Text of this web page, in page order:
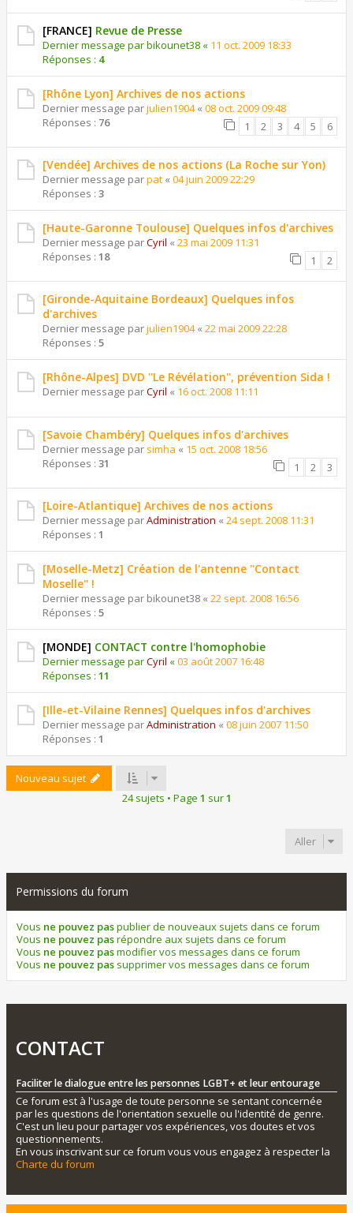
[FRANCE] Revue de Presse
Dernier message parbikounet38 « 11 oct. 2009 18:33
Réponses : 4
[Rhône Lyon] Archives de nos actions
Dernier message parjulien1904« 08 oct. 2009 09:48
Réponses : 76 1 2 3 4 5 6
[Vendée] Archives de nos actions (La Roche sur Yon)
Dernier message parpat « 04 juin 2009 22:29
Réponses : 3
[Haute-Garonne Toulouse] Quelques infos d'archives
Dernier message parCyril « 23 mai 2009 11:31
Réponses : 18 1 2
[Gironde-Aquitaine Bordeaux] Quelques infos
d'archives
Dernier message parjulien1904« 22 mai 2009 22:28
Réponses : 5
[Rhône-Alpes] DVD ''Le Révélation'', prévention Sida !
Dernier message parCyril « 16 oct. 2008 11:11
[Savoie Chambéry] Quelques infos d'archives
Dernier message par simha « 15 oct. 2008 18:56
Réponses : 31 1 2 3
[Loire-Atlantique] Archives de nos actions
Dernier message parAdministration « 24 sept. 2008 11:31
Réponses : 1
[Moselle-Metz] Création de l'antenne ''Contact
Moselle'' !
Dernier message par bikounet38 « 22 sept. 2008 16:56
Réponses : 5
[MONDE] CONTACT contre l'homophobie
Dernier message parCyril «03 août 2007 16:48
Réponses : 11
[Ille-et-Vilaine Rennes] Quelques infos d'archives
Dernier message parAdministration « 08 juin 2007 11:50
Réponses : 1
Nouveau sujet
24 sujets • Page 1 sur1
Aller
Permissions du forum
Vous ne pouvez paspublier de nouveaux sujets dans ce forum
Vous ne pouvez pasrépondre aux sujets dans ce forum
Vous ne pouvez pasmodifier vos messages dans ce forum
Vous ne pouvez pas supprimer vos messages dans ce forum
CONTACT
Faciliter le dialogue entre les personnes LGBT+ et leur entourage
Ce forum est à l'usage de toute personne se sentant concernée
par les questions de l'orientation sexuelle ou l'identité de genre.
C'est un lieu pour partager vos expériences, vos doutes et vos
questionnements.
En vous inscrivant sur ce forum vous vous engagez à respecter la
Charte du forum